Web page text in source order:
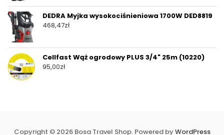
DEDRA Myjka wysokociśnieniowa 1700W DED8819
468,47zł
Cellfast Wąż ogrodowy PLUS 3/4" 25m (10220)
95,00zł
Copyright © 2026 Bosa Travel Shop. Powered byWordPress